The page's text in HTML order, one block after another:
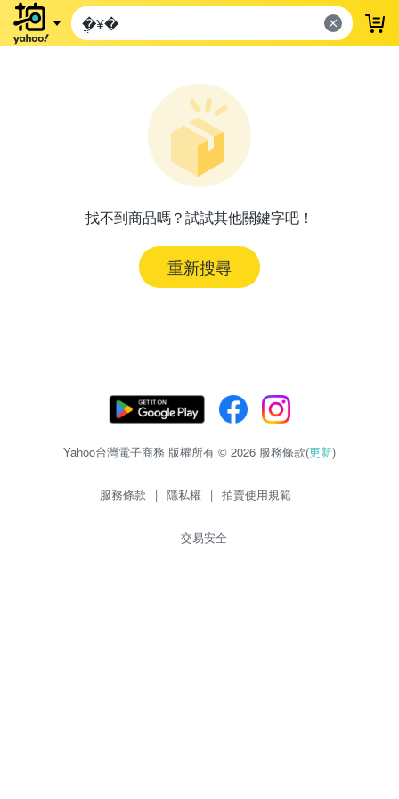
登
找不到商品嗎？試試其他關鍵字吧！
重新搜尋
Yahoo台灣電子商務 版權所有 © 2026 服務條款(更新)
服務條款 | 隱私權 | 拍賣使用規範
交易安全